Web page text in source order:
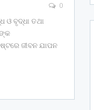
0
ବୃଦ୍ଧା ତଥା
ଜୀବନ ଯାପନ